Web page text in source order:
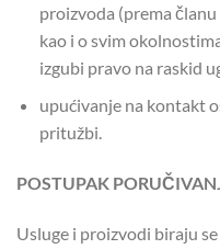
proizvoda (prema
kao i o svim
izgubi pravo na raskid
upućivanje na kontakt
pritužbi.
POSTUPAK
Usluge i proizvodi biraju